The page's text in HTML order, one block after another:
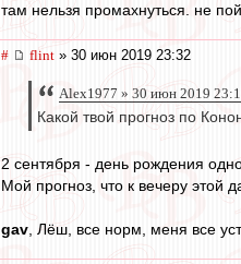
там нельзя промахнуться. не
# flint » 30 июн 2019 23:32
Alex1977 » 30 июн 2019
Какой твой прогноз по
2 сентября - день рождения
Мой прогноз, что к вечеру этой
gav , Лёш, все норм, меня все